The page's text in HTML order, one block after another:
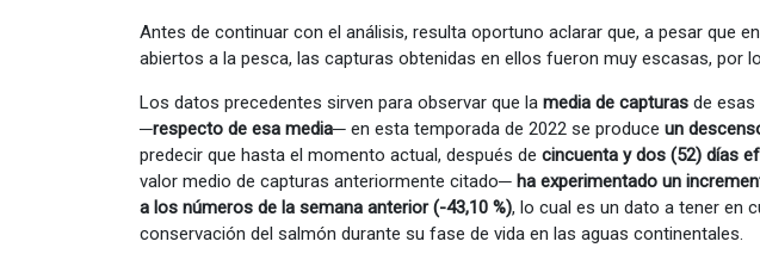
Antes de continuar con el análisis, resulta oportuno aclarar que, a pesar que
abiertos a la pesca, las capturas obtenidas en ellos fueron muy escasas, por
Los datos precedentes sirven para observar que la media de capturas de esas
─respecto de esa media─ en esta temporada de 2022 se produce un
predecir que hasta el momento actual, después de cincuenta y dos (52) días
valor medio de capturas anteriormente citado─ ha experimentado un
a los números de la semana anterior (-43,10 %), lo cual es un dato a tener en
conservación del salmón durante su fase de vida en las aguas continentales.